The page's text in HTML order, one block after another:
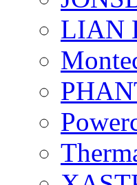
LIAN